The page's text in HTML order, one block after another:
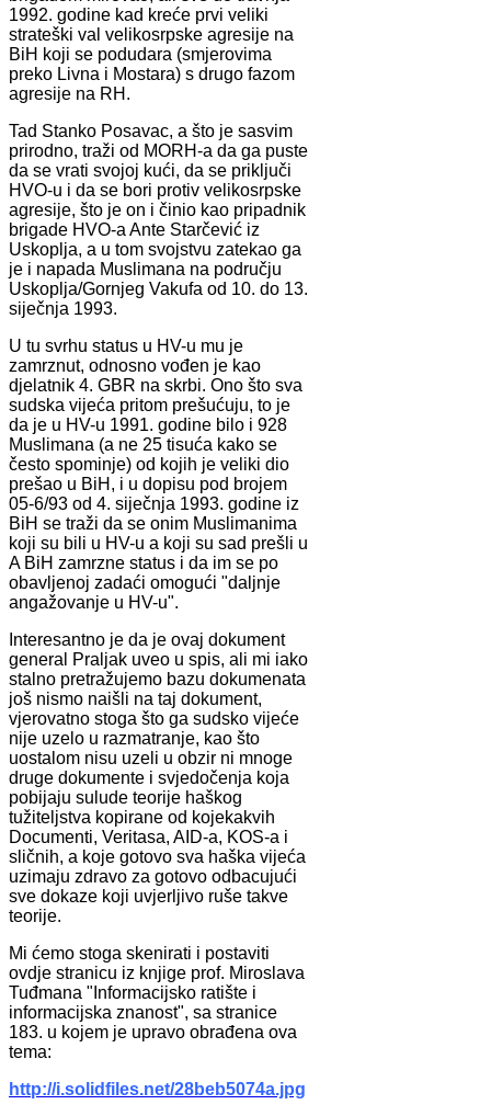
1992. godine kad kreće prvi veliki
strateški val velikosrpske agresije na
BiH koji se podudara (smjerovima
preko Livna i Mostara) s drugo fazom
agresije na RH.
Tad Stanko Posavac, a što je sasvim
prirodno, traži od MORH-a da ga puste
da se vrati svojoj kući, da se priključi
HVO-u i da se bori protiv velikosrpske
agresije, što je on i činio kao pripadnik
brigade HVO-a Ante Starčević iz
Uskoplja, a u tom svojstvu zatekao ga
je i napada Muslimana na području
Uskoplja/Gornjeg Vakufa od 10. do 13.
siječnja 1993.
U tu svrhu status u HV-u mu je
zamrznut, odnosno vođen je kao
djelatnik 4. GBR na skrbi. Ono što sva
sudska vijeća pritom prešućuju, to je
da je u HV-u 1991. godine bilo i 928
Muslimana (a ne 25 tisuća kako se
često spominje) od kojih je veliki dio
prešao u BiH, i u dopisu pod brojem
05-6/93 od 4. siječnja 1993. godine iz
BiH se traži da se onim Muslimanima
koji su bili u HV-u a koji su sad prešli u
A BiH zamrzne status i da im se po
obavljenoj zadaći omogući "daljnje
angažovanje u HV-u".
Interesantno je da je ovaj dokument
general Praljak uveo u spis, ali mi iako
stalno pretražujemo bazu dokumenata
još nismo naišli na taj dokument,
vjerovatno stoga što ga sudsko vijeće
nije uzelo u razmatranje, kao što
uostalom nisu uzeli u obzir ni mnoge
druge dokumente i svjedočenja koja
pobijaju sulude teorije haškog
tužiteljstva kopirane od kojekakvih
Documenti, Veritasa, AID-a, KOS-a i
sličnih, a koje gotovo sva haška vijeća
uzimaju zdravo za gotovo odbacujući
sve dokaze koji uvjerljivo ruše takve
teorije.
Mi ćemo stoga skenirati i postaviti
ovdje stranicu iz knjige prof. Miroslava
Tuđmana "Informacijsko ratište i
informacijska znanost", sa stranice
183. u kojem je upravo obrađena ova
tema:
http://i.solidfiles.net/28beb5074a.jpg